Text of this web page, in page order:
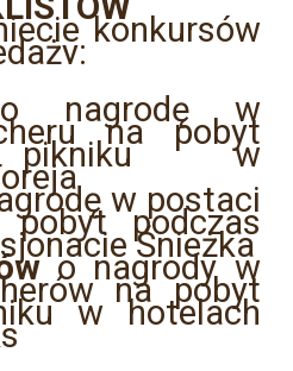
konkursów
nagrodę w
na pobyt
pikniku w
w postaci
pobyt podczas
Śnieżka
o nagrody w
na pobyt
w hotelach